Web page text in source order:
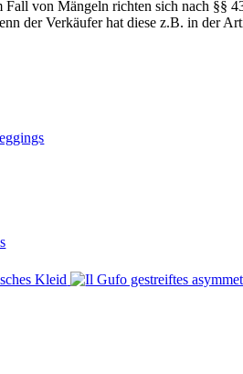
Fall von Mängeln richten sich nach §§
der Verkäufer hat diese z.B. in der